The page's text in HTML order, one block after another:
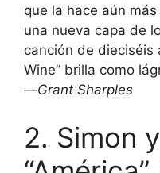
que la hace aún
una nueva capa de
canción de dieciséis
Wine” brilla como
—Grant Sharples
2. Simon